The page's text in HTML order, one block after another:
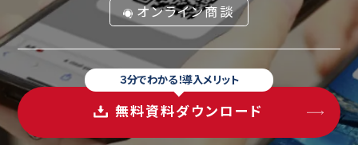
オンライン商談
無料資料ダウンロード
３分でわかる！導入メリット